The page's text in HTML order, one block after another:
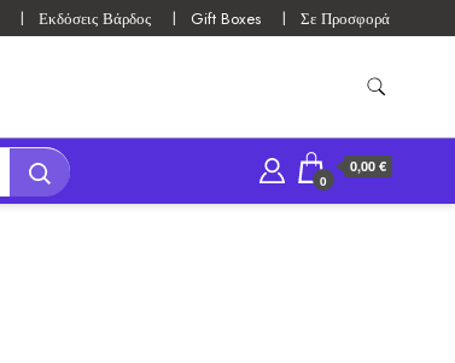
Εκδόσεις Βάρδος Gift Boxes Σε Προσφορά
0
0,00 €